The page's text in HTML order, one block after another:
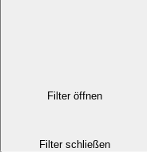
Filter öffnen
Filter schließen